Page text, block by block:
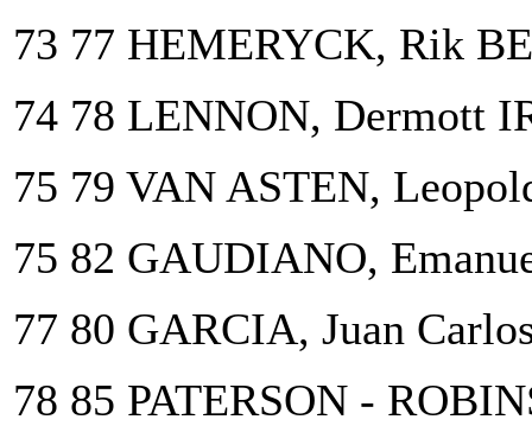
73 77 HEMERYCK, Rik
74 78 LENNON, Dermott
75 79 VAN ASTEN,
75 82 GAUDIANO,
77 80 GARCIA, Juan
78 85 PATERSON -